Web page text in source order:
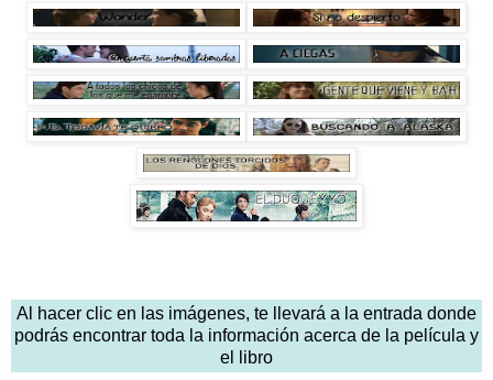
Al hacer clic en las imágenes, te llevará a la entrada donde
podrás encontrar toda la información acerca de la película y
el libro